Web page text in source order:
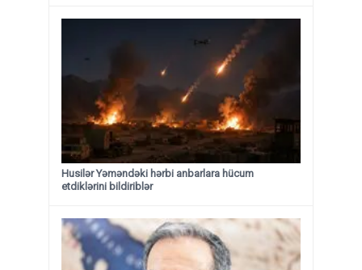
Husilər Yəməndəki hərbi anbarlara hücum
etdiklərini bildiriblər